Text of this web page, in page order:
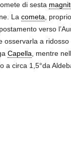
di sesta
La cometa ,
verso
a
Capella , mentre
circa 1,5°da